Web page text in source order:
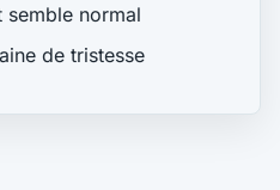
semble normal
de tristesse